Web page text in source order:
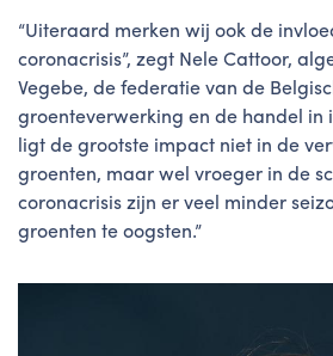
“Uiteraard merken wij ook de
coronacrisis”, zegt Nele Cattoor,
Vegebe, de federatie van de
groenteverwerking en de handel in
ligt de grootste impact niet in de
groenten, maar wel vroeger in de
coronacrisis zijn er veel minder
groenten te oogsten.”